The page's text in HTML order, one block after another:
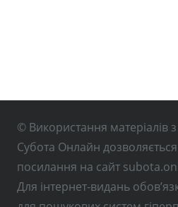
© Використання матеріалів
Субота Онлайн
посилання на сайт
Для інтернет-видань